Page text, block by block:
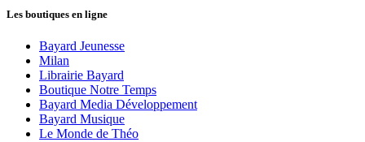
Les boutiques en ligne
Bayard Jeunesse
Milan
Librairie Bayard
Boutique Notre Temps
Bayard Media Développement
Bayard Musique
Le Monde de Théo